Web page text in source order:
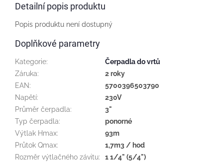
Detailní popis produktu
Popis produktu není dostupný
Doplňkové parametry
Kategorie:
Čerpadla do vrtů
Záruka:
2 roky
EAN:
5700396503790
Napětí:
230V
Průměr čerpadla:
3"
Typ čerpadla:
ponorné
Výtlak Hmax:
93m
Průtok Qmax:
1,7m3 / hod
Rozměr výtlačného závitu:
1 1/4" (5/4")